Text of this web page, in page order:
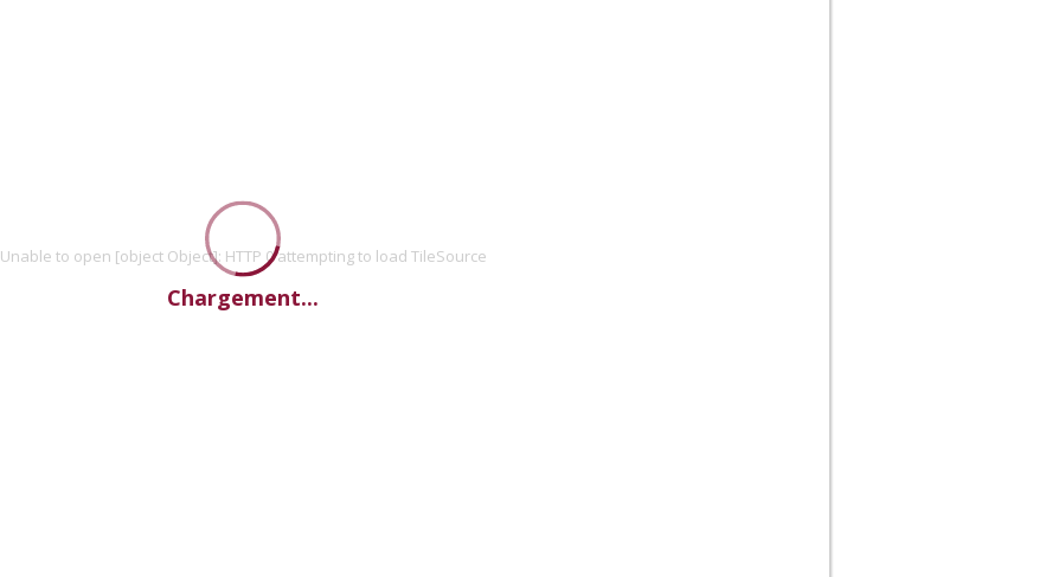
Unable to open [object Object]: HTTP 0 attempting to load TileSource
Chargement...